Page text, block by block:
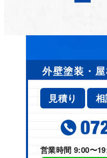
外壁塗装・
見積り
営業時間 9:00〜